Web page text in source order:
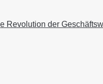
Revolution der